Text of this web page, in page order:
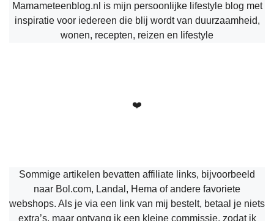
Mamameteenblog.nl is mijn persoonlijke lifestyle blog met
inspiratie voor iedereen die blij wordt van duurzaamheid,
wonen, recepten, reizen en lifestyle
❤️
Sommige artikelen bevatten affiliate links, bijvoorbeeld
naar Bol.com, Landal, Hema of andere favoriete
webshops. Als je via een link van mij bestelt, betaal je niets
extra’s, maar ontvang ik een kleine commissie, zodat ik